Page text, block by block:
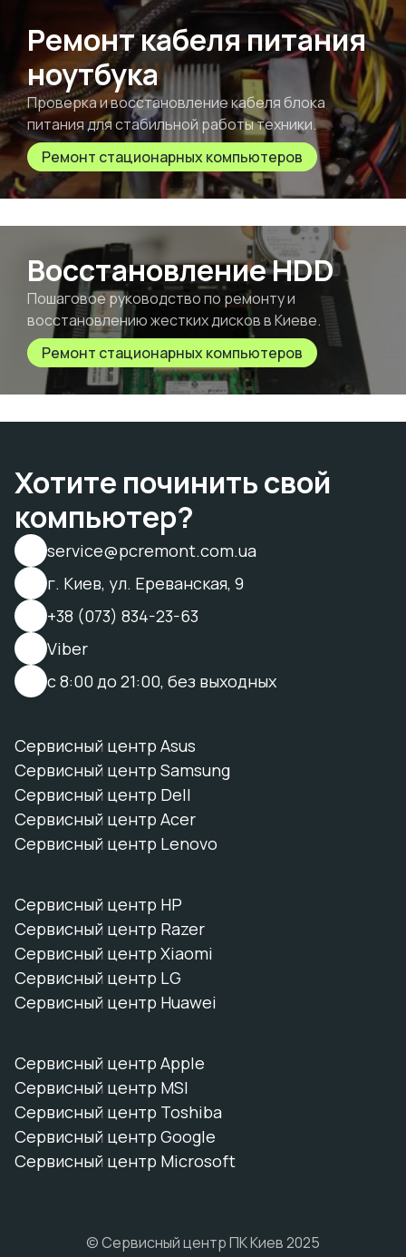
Ремонт кабеля питания
ноутбука
Проверка и восстановление кабеля блока
питания для стабильной работы техники.
Ремонт стационарных компьютеров
Восстановление HDD
Пошаговое руководство по ремонту и
восстановлению жестких дисков в Киеве.
Ремонт стационарных компьютеров
Хотите починить свой
компьютер?
service@pcremont.com.ua
г. Киев, ул. Ереванская, 9
+38 (073) 834-23-63
Viber
с 8:00 до 21:00, без выходных
Сервисный центр Asus
Сервисный центр Samsung
Сервисный центр Dell
Сервисный центр Acer
Сервисный центр Lenovo
Сервисный центр HP
Сервисный центр Razer
Сервисный центр Xiaomi
Сервисный центр LG
Сервисный центр Huawei
Сервисный центр Apple
Сервисный центр MSI
Сервисный центр Toshiba
Сервисный центр Google
Сервисный центр Microsoft
© Сервисный центр ПК Киев 2025